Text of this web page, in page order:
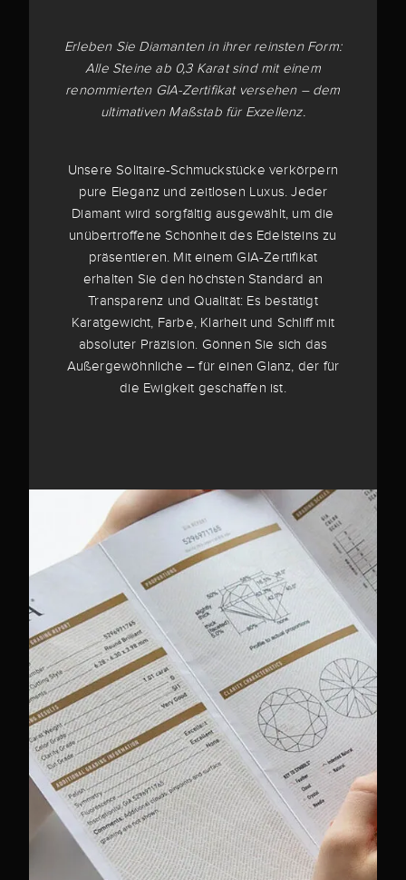
Erleben Sie Diamanten in ihrer reinsten Form:
Alle Steine ab 0,3 Karat sind mit einem
renommierten GIA-Zertifikat versehen – dem
ultimativen Maßstab für Exzellenz.
Unsere Solitaire-Schmuckstücke verkörpern
pure Eleganz und zeitlosen Luxus. Jeder
Diamant wird sorgfältig ausgewählt, um die
unübertroffene Schönheit des Edelsteins zu
präsentieren. Mit einem GIA-Zertifikat
erhalten Sie den höchsten Standard an
Transparenz und Qualität: Es bestätigt
Karatgewicht, Farbe, Klarheit und Schliff mit
absoluter Präzision. Gönnen Sie sich das
Außergewöhnliche – für einen Glanz, der für
die Ewigkeit geschaffen ist.